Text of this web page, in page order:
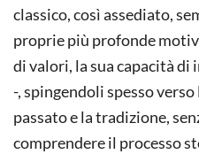
classico, così assediato,
proprie più profonde
di valori, la sua capacità
-, spingendoli spesso
passato e la tradizione,
comprendere il processo